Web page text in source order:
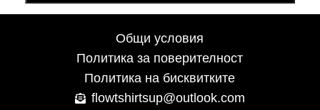
Общи условия
Политика за поверителност
Политика на бисквитките
flowtshirtsup@outlook.com